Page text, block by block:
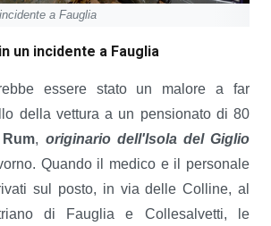
a Fauglia
un incidente a Fauglia
essere stato un malore a far
della vettura a un pensionato di 80
, originario dell'Isola del Giglio
Quando il medico e il personale
sul posto, in via delle Colline, al
di Fauglia e Collesalvetti, le